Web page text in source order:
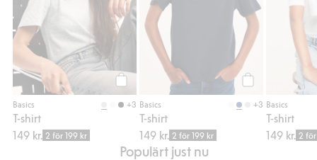
Köp
Basics +3
T-shirt
149 kr. 2 för 199 kr
Basics +3
T-shirt
149 kr. 2 för 199 kr
Basics
T-shirt
149 kr. 2
Populärt just nu